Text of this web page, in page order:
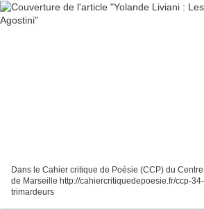
Dans le Cahier critique de Poésie (CCP) du
de Marseille http://cahiercritiquedepoesie.fr/ccp-
trimardeurs